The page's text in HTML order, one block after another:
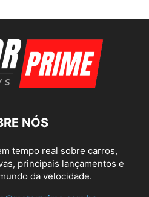
NÓS
tempo real sobre carros,
principais lançamentos e
da velocidade.